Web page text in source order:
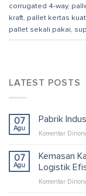
corrugated 4-way,
kraft, pallet kertas kuat
pallet sekali pakai,
LATEST POSTS
07
Agu
Pabrik
Komentar
07
Agu
Kemasan
Logistik
Komentar